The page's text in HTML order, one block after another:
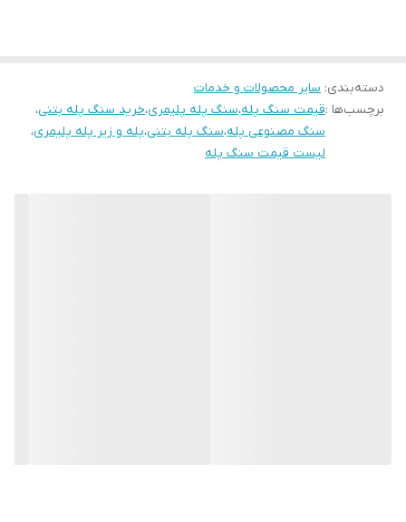
دسته‌بندی: سایر محصولات و خدمات
برچسب‌ها :قیمت سنگ پله،سنگ پله پلیمری،خرید سنگ پله بتنی،
سنگ مصنوعی پله،سنگ پله بتنی،پله و زیر پله پلیمری،
لیست قیمت سنگ پله